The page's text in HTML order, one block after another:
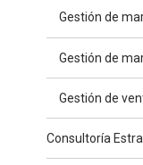
Gestión de
Gestión de
Gestión de
Consultoría